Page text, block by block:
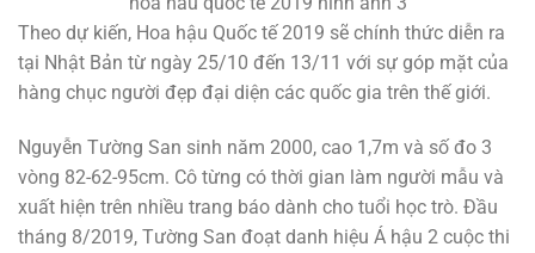
Theo dự kiến, Hoa hậu Quốc tế 2019 sẽ chính thức diễn ra
tại Nhật Bản từ ngày 25/10 đến 13/11 với sự góp mặt của
hàng chục người đẹp đại diện các quốc gia trên thế giới.
Nguyễn Tường San sinh năm 2000, cao 1,7m và số đo 3
vòng 82-62-95cm. Cô từng có thời gian làm người mẫu và
xuất hiện trên nhiều trang báo dành cho tuổi học trò. Đầu
tháng 8/2019, Tường San đoạt danh hiệu Á hậu 2 cuộc thi